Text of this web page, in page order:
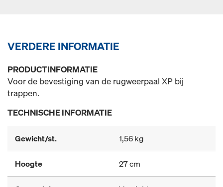
VERDERE INFORMATIE
PRODUCTINFORMATIE
Voor de bevestiging van de rugweerpaal XP bij
trappen.
TECHNISCHE INFORMATIE
Gewicht/st. 1,56 kg
Hoogte 27 cm